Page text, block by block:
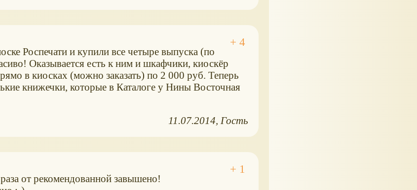
Роспечати и купили все четыре выпуска (по
Оказывается есть к ним и шкафчики, киоскёр
в киосках (можно заказать) по 2 000 руб. Теперь
книжечки, которые в Каталоге у Нины Восточная
11.07.2014 Гость
от рекомендованной завышено!